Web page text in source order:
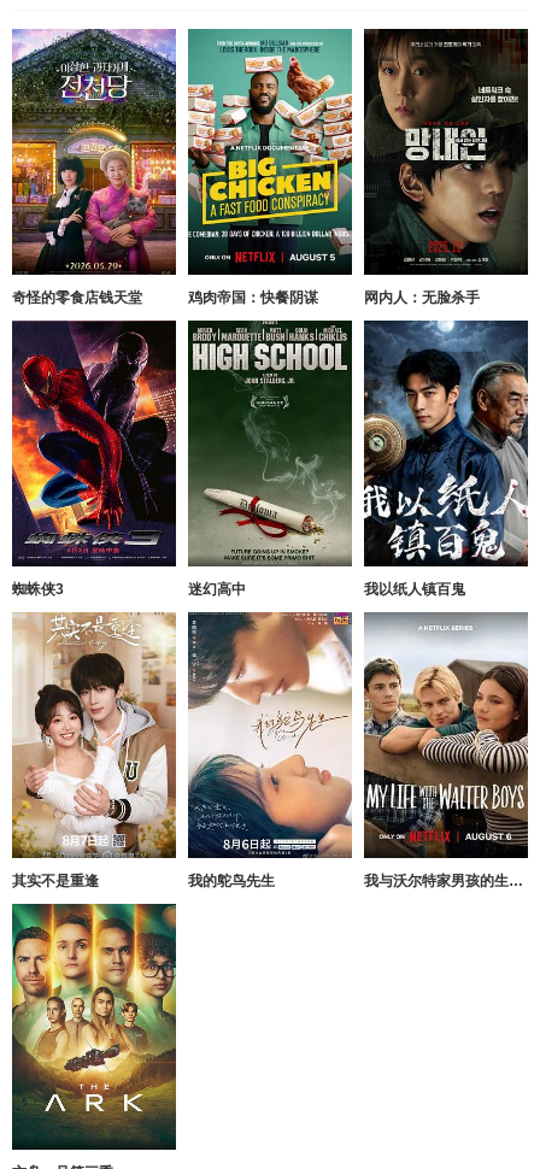
奇怪的零食店钱天堂 鸡肉帝国：快餐阴谋 网内人：无脸杀手
蜘蛛侠3 迷幻高中 我以纸人镇百鬼
其实不是重逢 我的鸵鸟先生 我与沃尔特家男孩的生活第三季